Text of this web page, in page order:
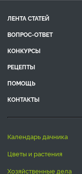
ЛЕНТА СТАТЕЙ
ВОПРОС-ОТВЕТ
КОНКУРСЫ
РЕЦЕПТЫ
ПОМОЩЬ
КОНТАКТЫ
календарь дачника
цветы и растения
хозяйственные дела